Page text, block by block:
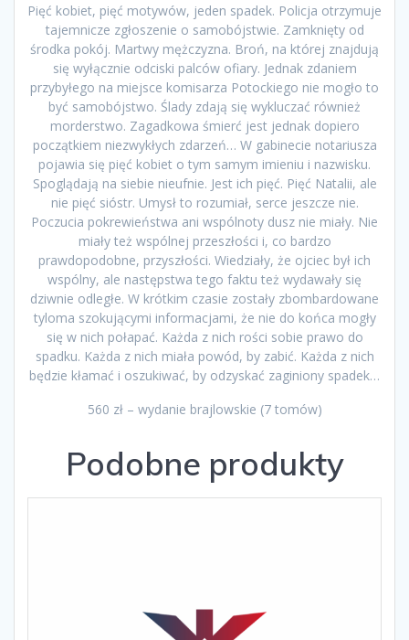
Pięć kobiet, pięć motywów, jeden spadek. Policja otrzymuje
tajemnicze zgłoszenie o samobójstwie. Zamknięty od
środka pokój. Martwy mężczyzna. Broń, na której znajdują
się wyłącznie odciski palców ofiary. Jednak zdaniem
przybyłego na miejsce komisarza Potockiego nie mogło to
być samobójstwo. Ślady zdają się wykluczać również
morderstwo. Zagadkowa śmierć jest jednak dopiero
początkiem niezwykłych zdarzeń… W gabinecie notariusza
pojawia się pięć kobiet o tym samym imieniu i nazwisku.
Spoglądają na siebie nieufnie. Jest ich pięć. Pięć Natalii, ale
nie pięć sióstr. Umysł to rozumiał, serce jeszcze nie.
Poczucia pokrewieństwa ani wspólnoty dusz nie miały. Nie
miały też wspólnej przeszłości i, co bardzo
prawdopodobne, przyszłości. Wiedziały, że ojciec był ich
wspólny, ale następstwa tego faktu też wydawały się
dziwnie odległe. W krótkim czasie zostały zbombardowane
tyloma szokującymi informacjami, że nie do końca mogły
się w nich połapać. Każda z nich rości sobie prawo do
spadku. Każda z nich miała powód, by zabić. Każda z nich
będzie kłamać i oszukiwać, by odzyskać zaginiony spadek…
560 zł – wydanie brajlowskie (7 tomów)
Podobne produkty